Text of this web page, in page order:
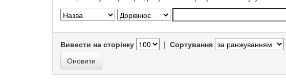
Вивести на сторінку | Сортування